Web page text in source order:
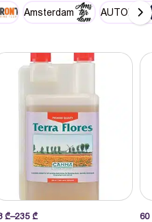
Amsterdam AUTOPOT
₾–235 ₾
60